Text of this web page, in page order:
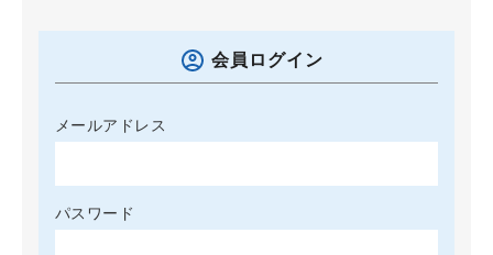
会員ログイン
メールアドレス
パスワード